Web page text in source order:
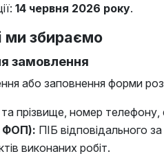
14 червня 2026 року.
ми збираємо
замовлення
або заповнення форми
та прізвище, номер
ФОП): ПІБ відповідального
виконаних робіт.